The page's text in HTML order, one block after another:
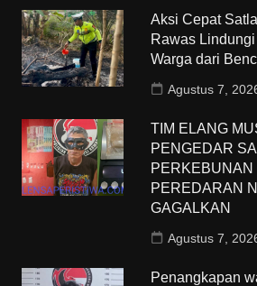
Aksi Cepat
Rawas
Warga dari
Agustus 7,
TIM ELANG
PENGEDAR
PERKEBUNAN
PEREDARAN
GAGALKAN
Agustus 7,
Penangkapan